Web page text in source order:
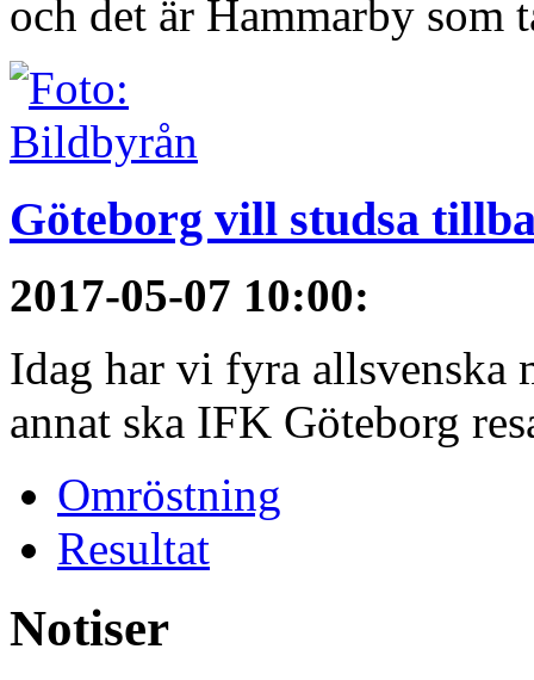
och det är Hammarby som
Göteborg vill studsa
2017-05-07 10:00:
Idag har vi fyra allsvenska
annat ska IFK Göteborg
Omröstning
Resultat
Notiser